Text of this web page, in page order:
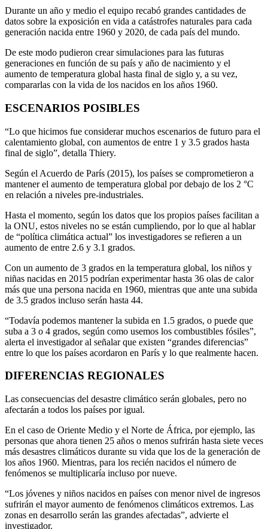
Durante un año y medio el equipo recabó grandes cantidades de
datos sobre la exposición en vida a catástrofes naturales para cada
generación nacida entre 1960 y 2020, de cada país del mundo.
De este modo pudieron crear simulaciones para las futuras
generaciones en función de su país y año de nacimiento y el
aumento de temperatura global hasta final de siglo y, a su vez,
compararlas con la vida de los nacidos en los años 1960.
ESCENARIOS POSIBLES
“Lo que hicimos fue considerar muchos escenarios de futuro para el
calentamiento global, con aumentos de entre 1 y 3.5 grados hasta
final de siglo”, detalla Thiery.
Según el Acuerdo de París (2015), los países se comprometieron a
mantener el aumento de temperatura global por debajo de los 2 °C
en relación a niveles pre-industriales.
Hasta el momento, según los datos que los propios países facilitan a
la ONU, estos niveles no se están cumpliendo, por lo que al hablar
de “política climática actual” los investigadores se refieren a un
aumento de entre 2.6 y 3.1 grados.
Con un aumento de 3 grados en la temperatura global, los niños y
niñas nacidas en 2015 podrían experimentar hasta 36 olas de calor
más que una persona nacida en 1960, mientras que ante una subida
de 3.5 grados incluso serán hasta 44.
“Todavía podemos mantener la subida en 1.5 grados, o puede que
suba a 3 o 4 grados, según como usemos los combustibles fósiles”,
alerta el investigador al señalar que existen “grandes diferencias”
entre lo que los países acordaron en París y lo que realmente hacen.
DIFERENCIAS REGIONALES
Las consecuencias del desastre climático serán globales, pero no
afectarán a todos los países por igual.
En el caso de Oriente Medio y el Norte de África, por ejemplo, las
personas que ahora tienen 25 años o menos sufrirán hasta siete veces
más desastres climáticos durante su vida que los de la generación de
los años 1960. Mientras, para los recién nacidos el número de
fenómenos se multiplicaría incluso por nueve.
“Los jóvenes y niños nacidos en países con menor nivel de ingresos
sufrirán el mayor aumento de fenómenos climáticos extremos. Las
zonas en desarrollo serán las grandes afectadas”, advierte el
investigador.